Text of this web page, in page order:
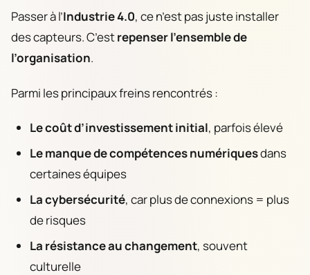
Passer à l’Industrie 4.0, ce n’est pas juste installer
des capteurs. C’estrepenser l’ensemble de
l’organisation.
Parmi les principaux freins rencontrés :
Le coût d’investissement initial, parfois élevé
Le manque de compétences numériquesdans
certaines équipes
La cybersécurité, car plus de connexions = plus
de risques
La résistance au changement, souvent
culturelle